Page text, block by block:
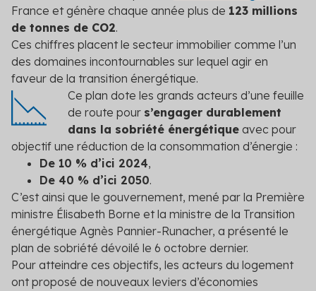
France et génère chaque année plus de 123 millions
de tonnes de CO2.
Ces chiffres placent le secteur immobilier comme l’un
des domaines incontournables sur lequel agir en
faveur de la transition énergétique.
Ce plan dote les grands acteurs d’une feuille
de route pour s’engager durablement
dans la sobriété énergétique avec pour
objectif une réduction de la consommation d’énergie :
De 10 % d’ici 2024,
De 40 % d’ici 2050.
C’est ainsi que le gouvernement, mené par la Première
ministre Élisabeth Borne et la ministre de la Transition
énergétique Agnès Pannier-Runacher, a présenté le
plan de sobriété dévoilé le 6 octobre dernier.
Pour atteindre ces objectifs, les acteurs du logement
ont proposé de nouveaux leviers d’économies